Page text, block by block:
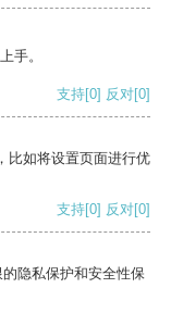
手。
支持[0] 反对[0]
比如将设置页面进行优
支持[0] 反对[0]
隐私保护和安全性保